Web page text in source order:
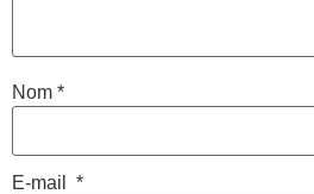
Nom *
E-mail *